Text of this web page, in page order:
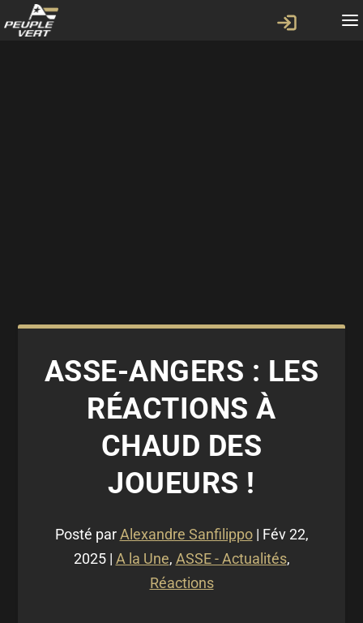
ASSE-ANGERS : LES
RÉACTIONS À
CHAUD DES
JOUEURS !
Posté parAlexandre Sanfilippo| Fév 22,
2025| A la Une, ASSE - Actualités,
Réactions